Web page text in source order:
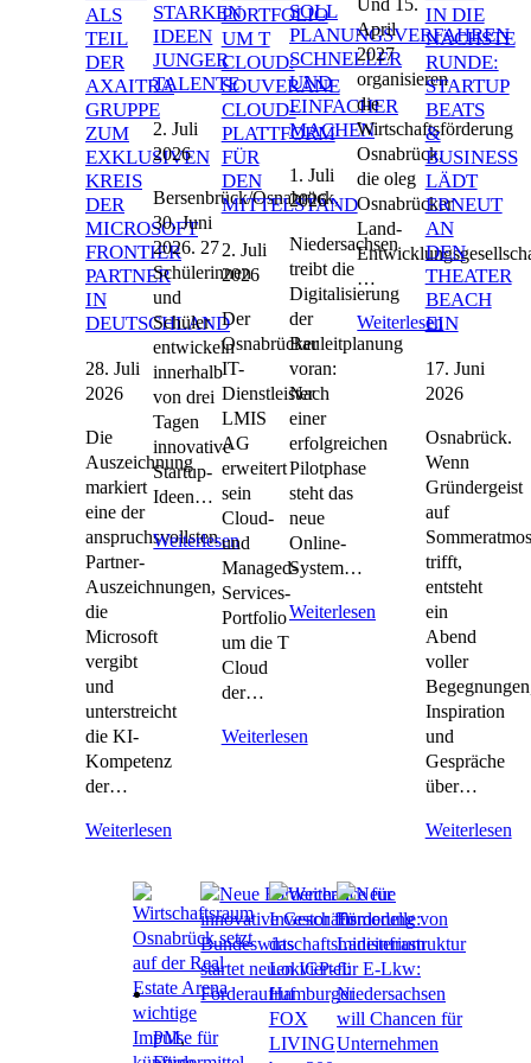
ALS
TEIL
DER
AXAITRA
GRUPPE
ZUM
EXKLUSIVEN
KREIS
DER
MICROSOFT
FRONTIER
PARTNER
IN
DEUTSCHLAND
28. Juli
2026
Die
Auszeichnung
markiert
eine der
anspruchsvollsten
Partner-
Auszeichnungen,
die
Microsoft
vergibt
und
unterstreicht
die KI-
Kompetenz
der…
Weiterlesen
STARKEN
IDEEN
JUNGER
TALENTE
2. Juli
2026
Bersenbrück/Osnabrück,
30. Juni
2026. 27
Schülerinnen
und
Schüler
entwickeln
innerhalb
von drei
Tagen
innovative
Startup-
Ideen…
Weiterlesen
PORTFOLIO
UM T
CLOUD:
SOUVERÄNE
CLOUD-
PLATTFORM
FÜR
DEN
MITTELSTAND
2. Juli
2026
Der
Osnabrücker
IT-
Dienstleister
LMIS
AG
erweitert
sein
Cloud-
und
Managed-
Services-
Portfolio
um die T
Cloud
der…
Weiterlesen
SOLL
PLANUNGSVERFAHREN
SCHNELLER
UND
EINFACHER
MACHEN
1. Juli
2026
Niedersachsen
treibt die
Digitalisierung
der
Bauleitplanung
voran:
Nach
einer
erfolgreichen
Pilotphase
steht das
neue
Online-
System…
Weiterlesen
Und 15.
April
2027
organisieren
die
Wirtschaftsförderung
Osnabrück,
die oleg
Osnabrücker
Land-
…
Weiterlesen
IN DIE
NÄCHSTE
RUNDE:
STARTUP
BEATS
&
BUSINESS
LÄDT
ERNEUT
AN
DEN
THEATER
BEACH
EIN
17. Juni
2026
Osnabrück.
Wenn
Gründergeist
auf
trifft,
entsteht
ein
Abend
voller
Inspiration
und
Gespräche
über…
Weiterlesen
PM,